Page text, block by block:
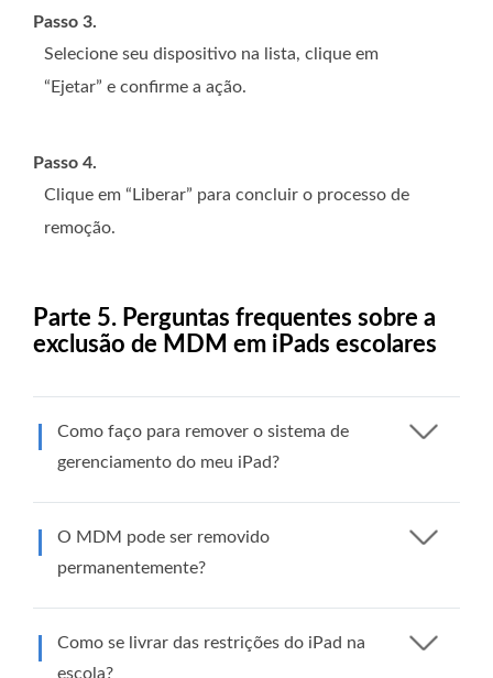
Passo 3.
Selecione seu dispositivo na lista, clique em
“Ejetar” e confirme a ação.
Passo 4.
Clique em “Liberar” para concluir o processo de
remoção.
Parte 5. Perguntas frequentes sobre a
exclusão de MDM em iPads escolares
Como faço para remover o sistema de
gerenciamento do meu iPad?
O MDM pode ser removido
permanentemente?
Como se livrar das restrições do iPad na
escola?